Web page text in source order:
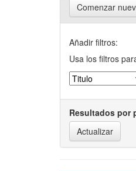
Comenzar
Añadir filtros:
Usa los filtros
Resultados por